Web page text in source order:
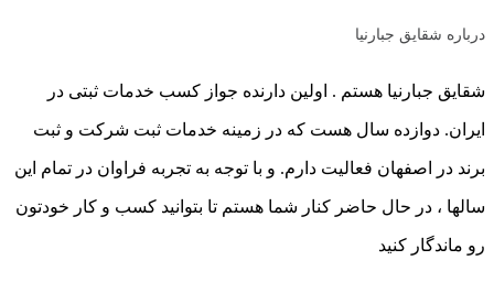
درباره شقایق جبارنیا
شقایق جبارنیا هستم . اولین دارنده جواز کسب خدمات ثبتی در
ایران. دوازده سال هست که در زمینه خدمات ثبت شرکت و ثبت
برند در اصفهان فعالیت دارم. و با توجه به تجربه فراوان در تمام این
سالها ، در حال حاضر کنار شما هستم تا بتوانید کسب و کار خودتون
رو ماندگار کنید